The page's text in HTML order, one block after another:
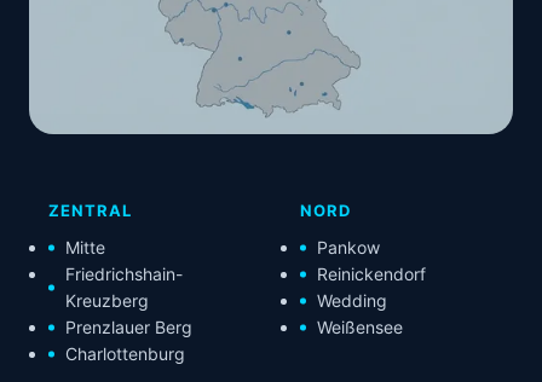
ZENTRAL
Mitte
Friedrichshain-
Kreuzberg
Prenzlauer Berg
Charlottenburg
NORD
Pankow
Reinickendorf
Wedding
Weißensee